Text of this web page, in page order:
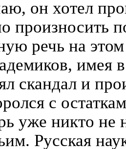
он хотел
произносить
речь на
имея
скандал и
с
уже никто не
Русская